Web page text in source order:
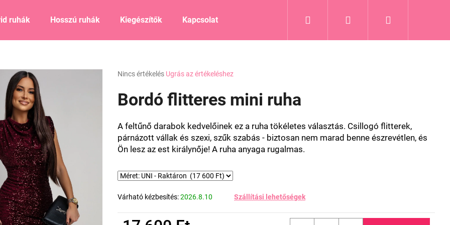
ruhák Hosszú ruhák Kiegészítők Kapcsolat Keresés Bejelentkezés
A
átlagos
értékelése
ből
0,0
csillag.
Nincs értékelés Ugrás az értékeléshez
Bordó flitteres mini ruha
A feltűnő darabok kedvelőinek ez a ruha tökéletes választás. Csillogó flitterek,
párnázott vállak és szexi, szűk szabás - biztosan nem marad benne észrevétlen, és
Ön lesz az est királynője! A ruha anyaga rugalmas.
Várható kézbesítés:2026.8.10 Szállítási lehetőségek
KERESÉS
Ajánljuk